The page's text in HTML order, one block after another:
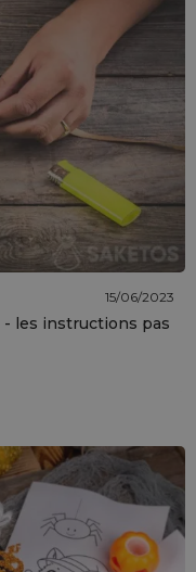
15/06/2023
les instructions pas